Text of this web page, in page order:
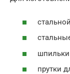
шпильки
прутки